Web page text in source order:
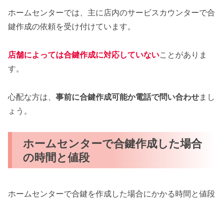
ホームセンターでは、主に店内のサービスカウンターで合
鍵作成の依頼を受け付けています。
店舗によっては合鍵作成に対応していないことがありま
す。
心配な方は、 事前に合鍵作成可能か電話で問い合わせまし
ょう。
ホームセンターで合鍵作成した場合
の時間と値段
ホームセンターで合鍵を作成した場合にかかる時間と値段